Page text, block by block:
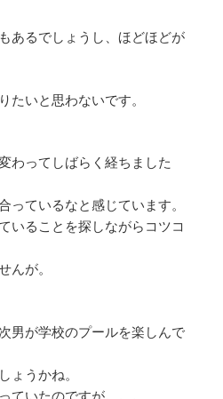
あるでしょうし、ほどほどが
たいと思わないです。
わってしばらく経ちました
っているなと感じています。
いることを探しながらコツコ
んが。
男が学校のプールを楽しんで
ょうかね。
ていたのですが。。。